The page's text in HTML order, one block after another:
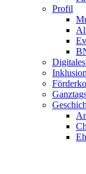
Profil